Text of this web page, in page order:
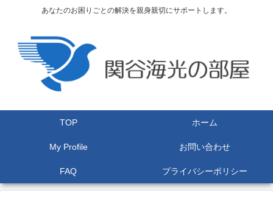
あなたのお困りごとの解決を親身親切にサポートします。
TOP ホーム
My Profile お問い合わせ
FAQ プライバシーポリシー